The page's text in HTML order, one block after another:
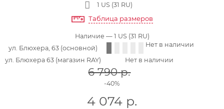
1 US (31 RU)
Таблица размеров
Наличие — 1 US (31 RU)
ул. Блюхера, 63 (основной)
Нет в наличии
ул. Блюхера 63 (магазин RAY) Нет в наличии
6 790 р.
-40%
4 074 р.